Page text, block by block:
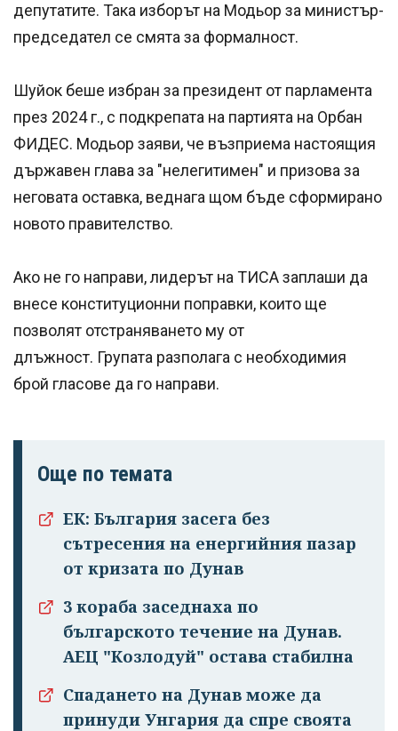
Успешно
излязохте от
профила си!
депутатите. Така изборът на Модьор за министър-
председател се смята за формалност.
Шуйок беше избран за президент от парламента
през 2024 г., с подкрепата на партията на Орбан
ФИДЕС. Модьор заяви, че възприема настоящия
държавен глава за "нелегитимен" и призова за
неговата оставка, веднага щом бъде сформирано
новото правителство.
Ако не го направи, лидерът на ТИСА заплаши да
внесе конституционни поправки, които ще
позволят отстраняването му от
длъжност. Групата разполага с необходимия
брой гласове да го направи.
Още по темата
ЕК: България засега без
сътресения на енергийния пазар
от кризата по Дунав
3 кораба заседнаха по
българското течение на Дунав.
АЕЦ "Козлодуй" остава стабилна
Спадането на Дунав може да
принуди Унгария да спре своята